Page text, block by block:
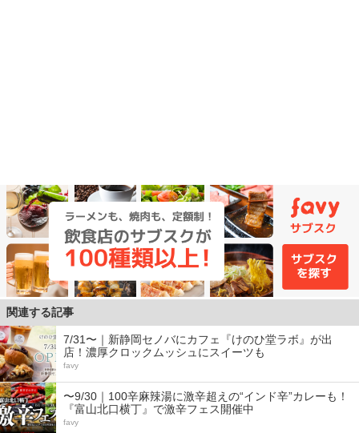
関連する記事
7/31〜｜新静岡セノバにカフェ『けのひ堂ラボ』が出
店！濃厚クロックムッシュにスイーツも
favy
〜9/30｜100辛麻辣湯に激辛超えの“インド辛”カレーも！
『富山北口横丁』で激辛フェス開催中
favy